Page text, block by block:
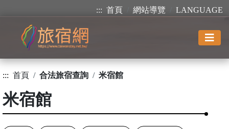
::: 首頁 網站導覽 LANGUAGE
::: 首頁 合法旅宿查詢 米宿館
米宿館